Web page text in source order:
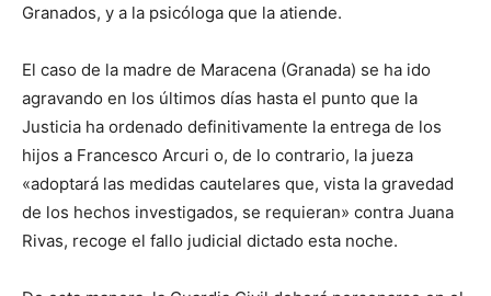
Granados, y a la psicóloga que la atiende.
El caso de la madre de Maracena (Granada) se ha ido
agravando en los últimos días hasta el punto que la
Justicia ha ordenado definitivamente la entrega de los
hijos a Francesco Arcuri o, de lo contrario, la jueza
«adoptará las medidas cautelares que, vista la gravedad
de los hechos investigados, se requieran» contra Juana
Rivas, recoge el fallo judicial dictado esta noche.